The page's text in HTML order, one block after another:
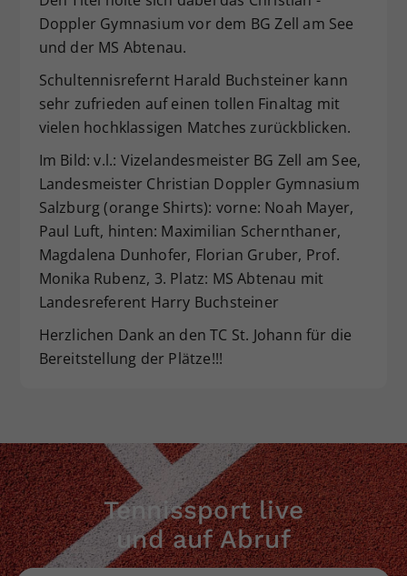
Doppler Gymnasium vor dem BG Zell am See
und der MS Abtenau.
Schultennisrefernt Harald Buchsteiner kann
sehr zufrieden auf einen tollen Finaltag mit
vielen hochklassigen Matches zurückblicken.
Im Bild: v.l.: Vizelandesmeister BG Zell am See,
Landesmeister Christian Doppler Gymnasium
Salzburg (orange Shirts): vorne: Noah Mayer,
Paul Luft, hinten: Maximilian Schernthaner,
Magdalena Dunhofer, Florian Gruber, Prof.
Monika Rubenz, 3. Platz: MS Abtenau mit
Landesreferent Harry Buchsteiner
Herzlichen Dank an den TC St. Johann für die
Bereitstellung der Plätze!!!
Tennissport live
und auf Abruf
Zweck
Dieser Wert speichert Ihre Consent-
Einstellungen. Unter anderem eine
historische Speicherung Ihrer
vorgenommen Einstellungen, falls der
Webseiten-Betreiber dies eingestellt